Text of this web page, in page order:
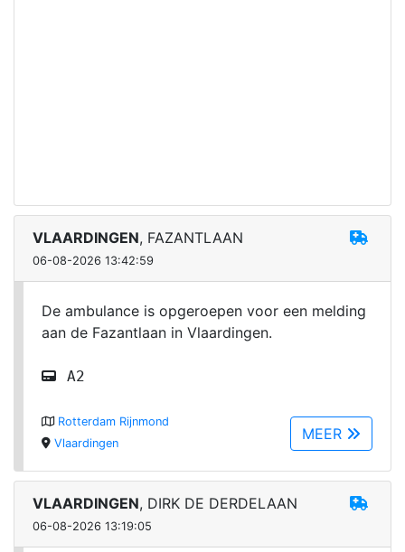
VLAARDINGEN, FAZANTLAAN
06-08-2026 13:42:59
De ambulance is opgeroepen voor een melding
aan de Fazantlaan in Vlaardingen.
A2
MEER
Rotterdam Rijnmond
Vlaardingen
VLAARDINGEN, DIRK DE DERDELAAN
06-08-2026 13:19:05